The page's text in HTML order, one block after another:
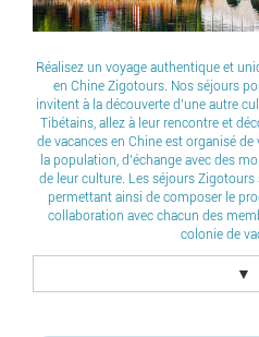
Réalisez un voyage authentique et
en Chine Zigotours. Nos séjours
invitent à la découverte d’une autre
Tibétains, allez à leur rencontre et
de vacances en Chine est organisé
la population, d’échange avec des
de leur culture. Les séjours
permettant ainsi de composer le
collaboration avec chacun des
colonie de
▼